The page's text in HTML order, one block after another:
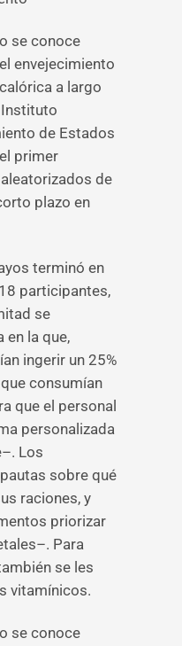
se conoce
envejecimiento
a largo
Instituto
de Estados
primer
de
plazo en
terminó en
participantes,
se
en la que,
ingerir un 25%
consumían
que el personal
personalizada
Los
sobre qué
raciones, y
priorizar
Para
se les
vitamínicos.
se conoce